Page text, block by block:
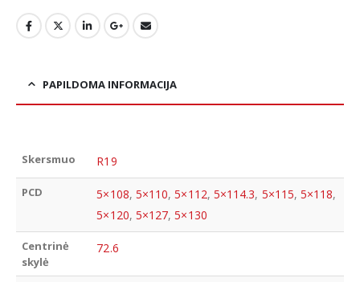
PAPILDOMA INFORMACIJA
Skersmuo R19
PCD 5×108, 5×110,5×112, 5×114.3, 5×115,5×118,
5×120, 5×127,5×130
Centrinė
skylė
72.6